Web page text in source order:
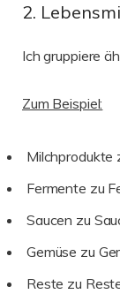
2.
Ich gruppiere
Zum Beispiel:
Milchprodukte
Fermente zu
Saucen zu
Gemüse zu
Reste zu